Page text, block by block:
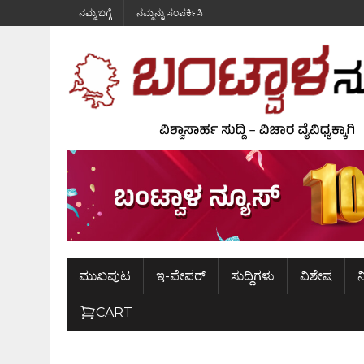
ನಮ್ಮ ಬಗ್ಗೆ ನಮ್ಮನ್ನು ಸಂಪರ್ಕಿಸಿ
ಮುಖಪುಟ ಇ-ಪೇಪರ್ ಸುದ್ದಿಗಳು ವಿಶೇಷ
CART